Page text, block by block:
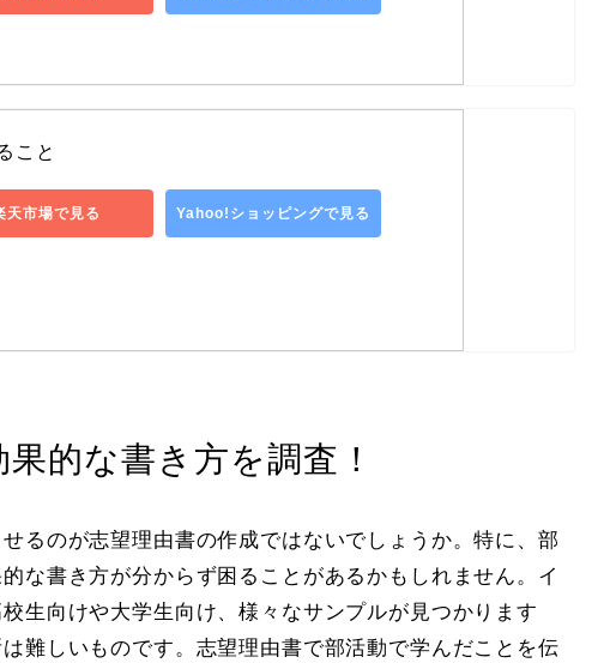
こと
天市場で見る Yahoo!ショッピングで見る
的な書き方を調査！
るのが志望理由書の作成ではないでしょうか。特に、部
な書き方が分からず困ることがあるかもしれません。イ
生向けや大学生向け、様々なサンプルが見つかります
難しいものです。志望理由書で部活動で学んだことを伝